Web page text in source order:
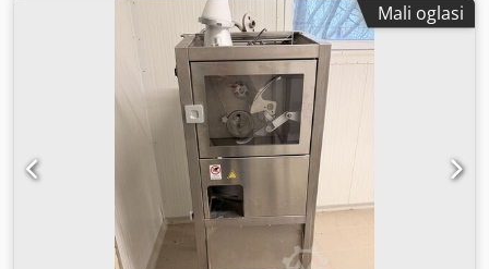
mm; 650 kg. Opis: Robusna, visokokvalitetna izvedba.
Cijena ne uključuje porez i troškove dostave. Dcsdexuh
Mali oglasi